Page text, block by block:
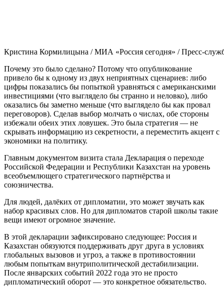
Кристина Кормилицына / МИА «Россия сегодня» / Пресс-
Почему это было сделано? Потому что опубликование
привело бы к одному из двух неприятных сценариев: либо
цифры показались бы попыткой уравняться с американскими
инвестициями (что выглядело бы странно и неловко), либо
оказались бы заметно меньше (что выглядело бы как провал
переговоров). Сделав выбор молчать о числах, обе стороны
избежали обеих этих ловушек. Это была стратегия — не
скрывать информацию из секретности, а переместить акцент с
экономики на политику.
Главным документом визита стала Декларация о переходе
Российской Федерации и Республики Казахстан на уровень
всеобъемлющего стратегического партнёрства и
союзничества.
Для людей, далёких от дипломатии, это может звучать как
набор красивых слов. Но для дипломатов старой школы такие
вещи имеют огромное значение.
В этой декларации зафиксировано следующее: Россия и
Казахстан обязуются поддерживать друг друга в условиях
глобальных вызовов и угроз, а также в противостоянии
любым попыткам внутриполитической дестабилизации.
После январских событий 2022 года это не просто
дипломатический оборот — это конкретное обязательство.